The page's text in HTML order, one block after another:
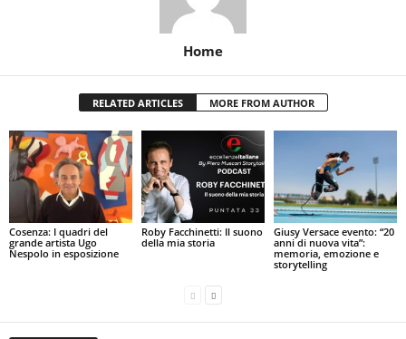
Home
RELATED ARTICLES MORE FROM AUTHOR
Cosenza: I quadri del
grande artista Ugo
Nespolo in esposizione
Roby Facchinetti: Il suono
della mia storia
Giusy Versace evento: “20
anni di nuova vita”:
memoria, emozione e
storytelling